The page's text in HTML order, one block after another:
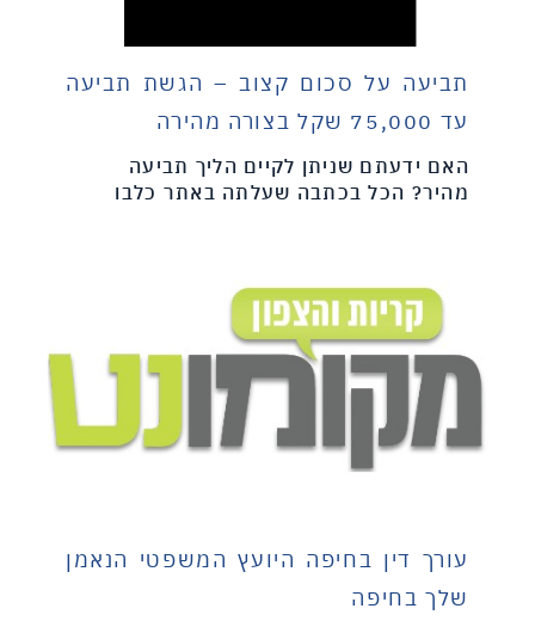
תביעה על סכום קצוב – הגשת תביעה
עד 75,000 שקל בצורה מהירה
האם ידעתם שניתן לקיים הליך תביעה
מהיר? הכל בכתבה שעלתה באתר כלבו
עורך דין בחיפה היועץ המשפטי הנאמן
שלך בחיפה